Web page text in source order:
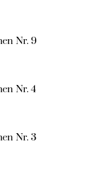
Nr. 9
Nr. 4
Nr. 3